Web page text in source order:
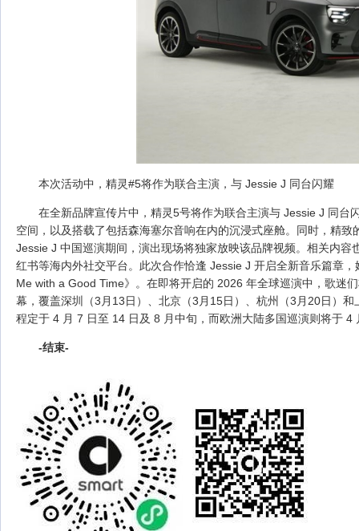
本次活动中，精灵#5将作为联合主演，与 Jessie J 同台闪耀
在全新品牌宣传片中，精灵5号将作为联合主演与 Jessie J 同
空间，以及搭载了包括森海塞尔音响在内的沉浸式座舱。同时，精
Jessie J 中国巡演期间，演出现场将独家放映该品牌视频。相关内
红书等海内外社交平台。此次合作恰逢 Jessie J 开启全新音乐篇章
Me with a Good Time》。在即将开启的 2026 年全球巡演中，歌迷
幕，覆盖深圳（3月13日）、北京（3月15日）、杭州（3月20日）
程定于 4 月 7 日至 14 日及 8 月中旬，而欧洲大陆多国巡演则将于
-结束-